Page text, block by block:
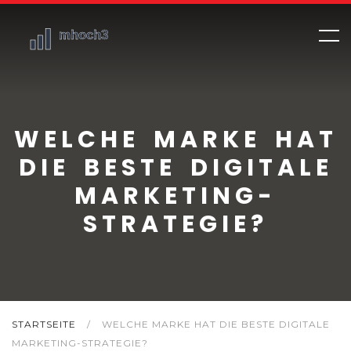
WELCHE MARKE HAT
DIE BESTE DIGITALE
MARKETING-
STRATEGIE?
STARTSEITE /
WELCHE MARKE HAT DIE BESTE DIGITALE
MARKETING-STRATEGIE?